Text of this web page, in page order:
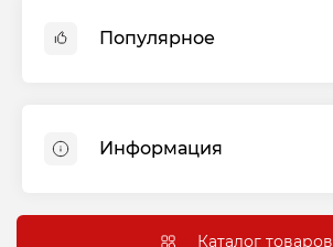
Популярное
Варочные панели
Вытяжки
Информация
Каталог товаров